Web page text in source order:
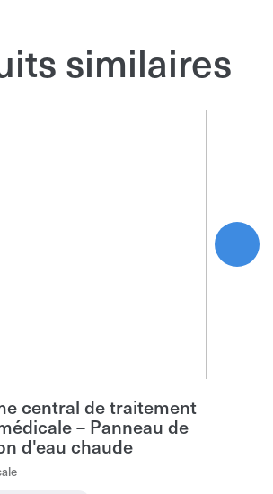
similaires
central de traitement
– Panneau de
d'eau chaude